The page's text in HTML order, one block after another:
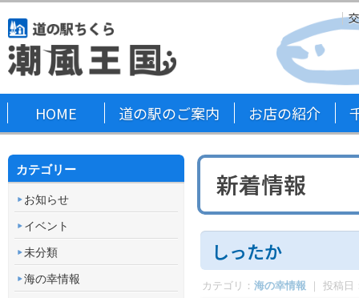
HOME 道の駅のご案内 お店の紹介
新着情報
しったか
カテゴリ： 海の幸情報 ｜ 投稿日
カテゴリー
お知らせ
イベント
未分類
海の幸情報